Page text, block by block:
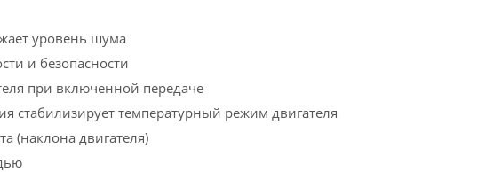
уровень шума
и безопасности
при включенной передаче
стабилизирует температурный режим двигателя
(наклона двигателя)